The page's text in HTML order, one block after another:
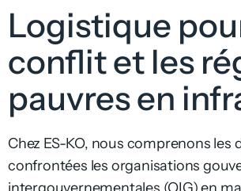
Logistique
conflit et les
pauvres en
Chez ES-KO, nous comprenons les
confrontées les organisations